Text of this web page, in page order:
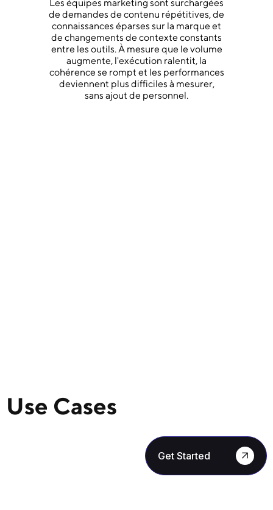
Les équipes marketing sont surchargées
de demandes de contenu répétitives, de
connaissances éparses sur la marque et
de changements de contexte constants
entre les outils. À mesure que le volume
augmente, l'exécution ralentit, la
cohérence se rompt et les performances
deviennent plus difficiles à mesurer,
sans ajout de personnel.
Use Cases
Get Started